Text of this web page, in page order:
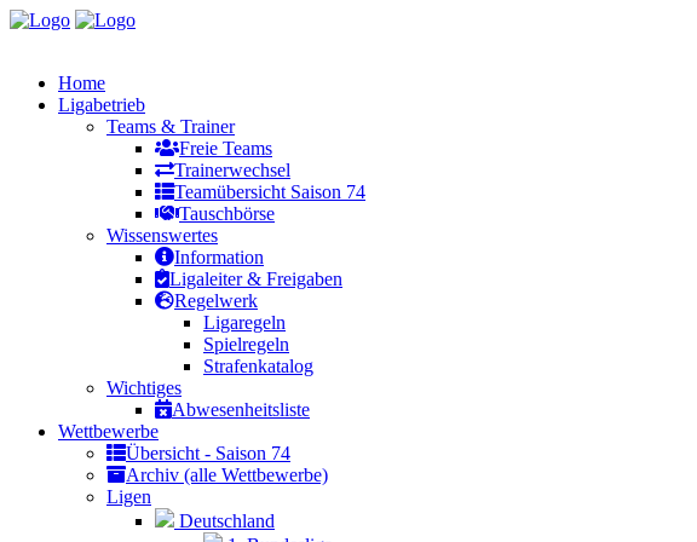
Home
Ligabetrieb
Teams & Trainer
Freie Teams
Trainerwechsel
Teamübersicht Saison 74
Tauschbörse
Wissenswertes
Information
Ligaleiter & Freigaben
Regelwerk
Ligaregeln
Spielregeln
Strafenkatalog
Wichtiges
Abwesenheitsliste
Wettbewerbe
Übersicht - Saison 74
Archiv (alle Wettbewerbe)
Ligen
Deutschland